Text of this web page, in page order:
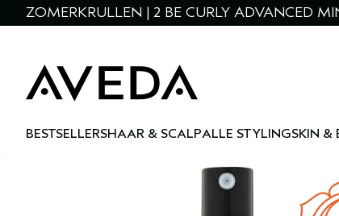
ZOMERKRULLEN | 2 BE CURLY ADVANCED
BESTSELLERSHAAR & SCALPALLE STYLINGSKIN &